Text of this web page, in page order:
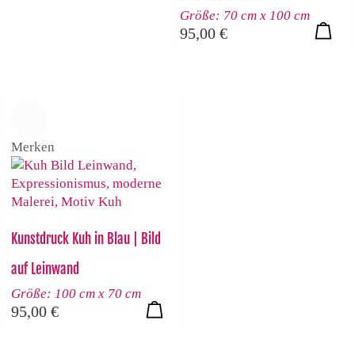
Größe: 70 cm x 100 cm
95,00 €
Merken
Kunstdruck Kuh in Blau | Bild
auf Leinwand
Größe: 100 cm x 70 cm
95,00 €